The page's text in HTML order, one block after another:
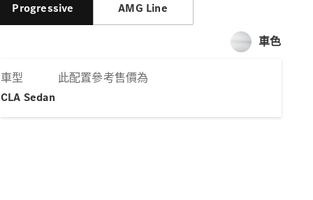
全部車型
純電動車型
Progressive AMG Line
車色
車型
CLA Sedan
此配置參考售價為